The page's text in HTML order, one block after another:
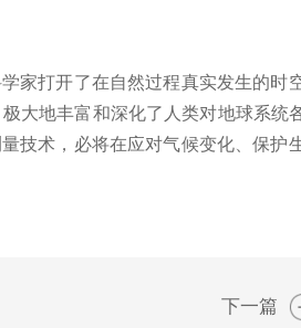
打开了在自然过程真实发生的时
大地丰富和深化了人类对地球系
技术，必将在应对气候变化、保
下一篇